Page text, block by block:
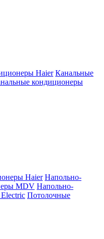
Haier Канальные
кондиционеры
Haier Напольно-
MDV Напольно-
Потолочные